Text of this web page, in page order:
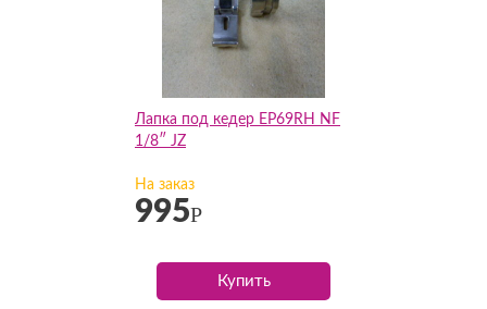
Лапка под кедер EP69RH NF
1/8″ JZ
На заказ
995Р
Купить